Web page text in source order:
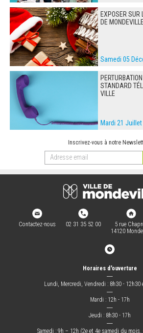
EXPOSER SUR
DE
Samedi 05
STANDARD
VILLE
Mardi 21 Juillet
Inscrivez-vous à notre
Contactez-nous 02 31 35 52 00
5 rue
14120
Horaires d'ouverture
―
Lundi, Mercredi, Vendredi : 8h30 - 12h30
―
Mardi : 12h - 17h
―
Jeudi : 8h30 - 17h
―
Samedi : 9h – 12h (2e et 4e samedi du